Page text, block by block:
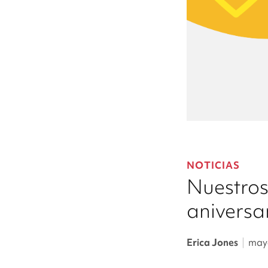
NOTICIAS
Erica Jones